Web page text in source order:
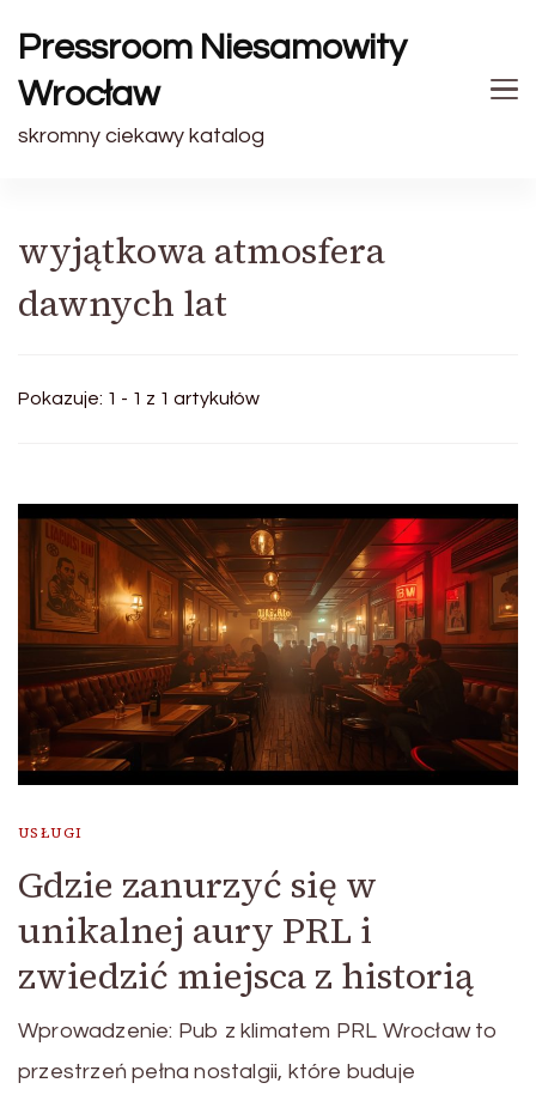
Pressroom Niesamowity
Wrocław
skromny ciekawy katalog
wyjątkowa atmosfera
dawnych lat
Pokazuje: 1 - 1 z 1 artykułów
USŁUGI
Gdzie zanurzyć się w
unikalnej aury PRL i
zwiedzić miejsca z historią
Wprowadzenie: Pub z klimatem PRL Wrocław to
przestrzeń pełna nostalgii, które buduje